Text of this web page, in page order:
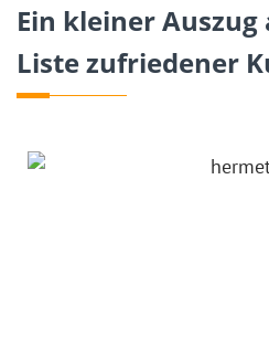
Ein kleiner
Liste zufriedener